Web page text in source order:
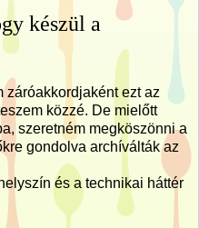
készül a
záróakkordjaként ezt az
közzé. De mielőtt
szeretném megköszönni a
gondolva archíválták az
és a technikai háttér